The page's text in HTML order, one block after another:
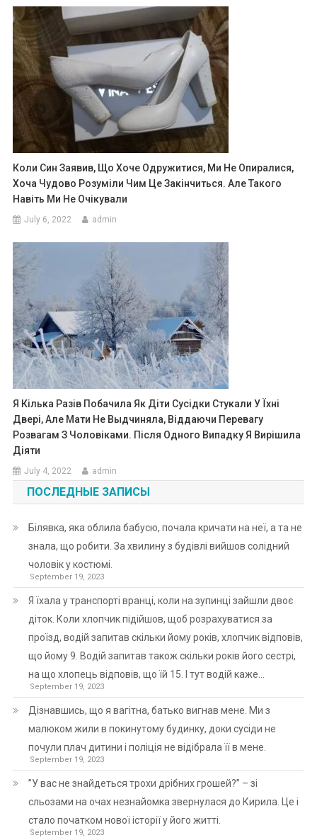
Коли Син Заявив, Що Хоче Одружитися, Ми Не Опиралися,
Хоча Чудово Розуміли Чим Це Закінчиться. Але Такого
Навіть Ми Не Очікували
July 6, 2022 admin
Я Кілька Разів Побачила Як Діти Сусідки Стукали У Їхні
Двері, Але Мати Не Выдчиняла, Віддаючи Перевагу
Розвагам З Чоловіками. Після Одного Випадку Я Вирішила
Діяти
July 4, 2022 admin
ПОСЛЕДНЫЕ ЗАПИСЫ
Білявка, яка облила бабусю, почала кричати на неї, а та не
знала, що робити. За хвилину з будівлі вийшов солідний
чоловік у костюмі.
September 19, 2023
Я їхала у транспорті вранці, коли на зупинці зайшли двоє
діток. Коли хлопчик підійшов, щоб розрахуватися за
проїзд, водій запитав скільки йому років, хлопчик відповів,
що йому 9. Водій запитав також скільки років його сестрі,
на що хлопець відповів, що їй 15. І тут водій каже…
September 19, 2023
Дізнавшись, що я вагітна, батько вигнав мене. Ми з
малюком жили в покинутому будинку, доки сусіди не
почули плач дитини і поліція не відібрала її в мене.
September 19, 2023
”У вас не знайдеться трохи дрібних грошей?” – зі
сльозами на очах незнайомка звернулася до Кирила. Це і
стало початком нової історії у його житті.
September 19, 2023